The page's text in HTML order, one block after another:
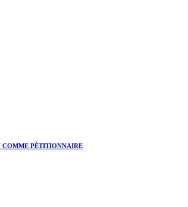
COMME PÉTITIONNAIRE